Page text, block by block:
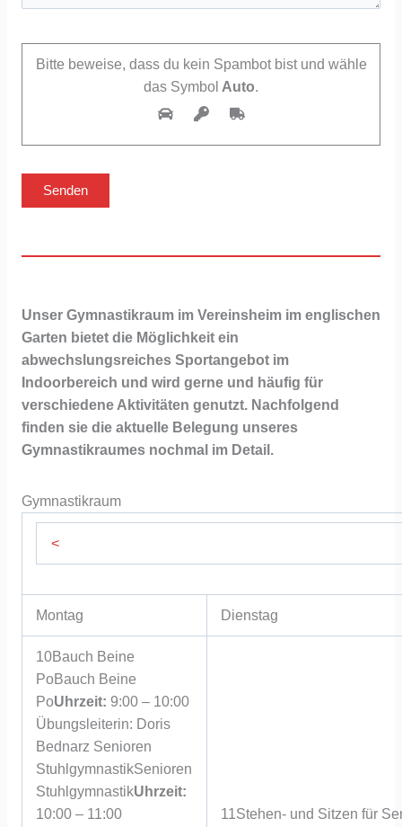
Bitte beweise, dass du kein Spambot bist und wähle
das Symbol Auto.
Unser Gymnastikraum im Vereinsheim im englischen
Garten bietet die Möglichkeit ein
abwechslungsreiches Sportangebot im
Indoorbereich und wird gerne und häufig für
verschiedene Aktivitäten genutzt. Nachfolgend
finden sie die aktuelle Belegung unseres
Gymnastikraumes nochmal im Detail.
Gymnastikraum
<
Montag Dienstag
10Bauch Beine
PoBauch Beine
PoUhrzeit: 9:00 – 10:00
Übungsleiterin: Doris
Bednarz Senioren
StuhlgymnastikSenioren
StuhlgymnastikUhrzeit:
10:00 – 11:00
11Stehen- und Sitzen für